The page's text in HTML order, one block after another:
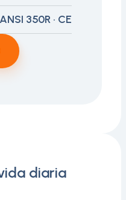
350R · CE
diaria